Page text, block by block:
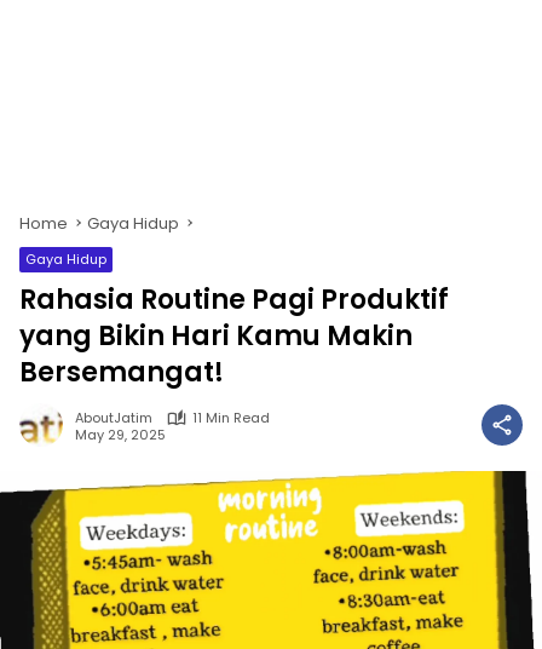
Home Gaya Hidup
Gaya Hidup
Rahasia Routine Pagi Produktif
yang Bikin Hari Kamu Makin
Bersemangat!
AboutJatim
11 Min Read
May 29, 2025